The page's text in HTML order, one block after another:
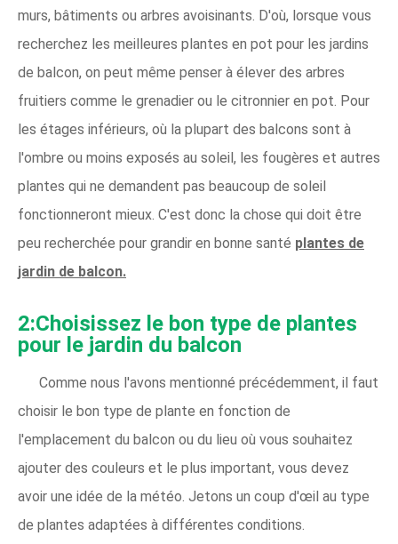
murs, bâtiments ou arbres avoisinants. D'où, lorsque vous
recherchez les meilleures plantes en pot pour les jardins
de balcon, on peut même penser à élever des arbres
fruitiers comme le grenadier ou le citronnier en pot. Pour
les étages inférieurs, où la plupart des balcons sont à
l'ombre ou moins exposés au soleil, les fougères et autres
plantes qui ne demandent pas beaucoup de soleil
fonctionneront mieux. C'est donc la chose qui doit être
peu recherchée pour grandir en bonne santé plantes de
jardin de balcon.
2:Choisissez le bon type de plantes
pour le jardin du balcon
Comme nous l'avons mentionné précédemment, il faut
choisir le bon type de plante en fonction de
l'emplacement du balcon ou du lieu où vous souhaitez
ajouter des couleurs et le plus important, vous devez
avoir une idée de la météo. Jetons un coup d'œil au type
de plantes adaptées à différentes conditions.